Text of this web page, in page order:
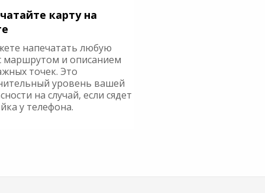
карту на
напечатать любую
маршрутом и описанием
точек. Это
уровень вашей
на случай, если сядет
у телефона.